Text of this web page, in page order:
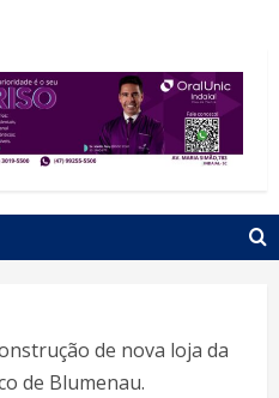
de nova loja da
de Blumenau.